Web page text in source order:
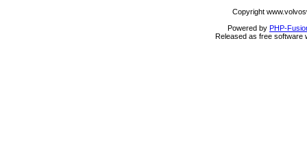
Copyright
Powered by PHP-
Released as free software